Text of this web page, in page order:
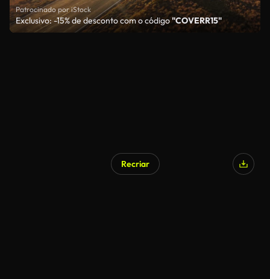
Patrocinado por iStock
Exclusivo: -15% de desconto com o código"COVERR15"
Recriar